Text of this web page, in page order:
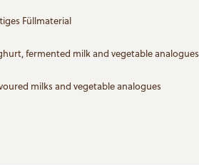
Füllmaterial
fermented milk and vegetable analogues
milks and vegetable analogues